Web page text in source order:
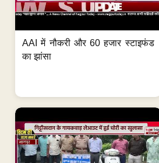
AAI में नौकरी और 60 हजार स्टाइफंड
का झांसा